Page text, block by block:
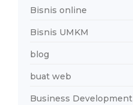
Bisnis online
Bisnis UMKM
blog
buat web
Business Development